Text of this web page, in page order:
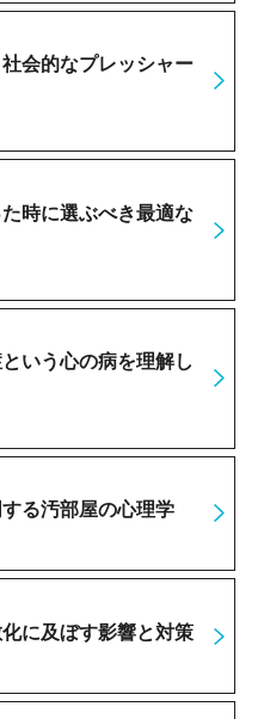
会的なプレッシャー
時に選ぶべき最適な
いう心の病を理解し
る汚部屋の心理学
に及ぼす影響と対策